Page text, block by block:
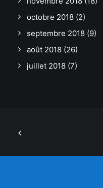
octobre 2018 (2)
septembre 2018 (9)
août 2018 (26)
juillet 2018 (7)